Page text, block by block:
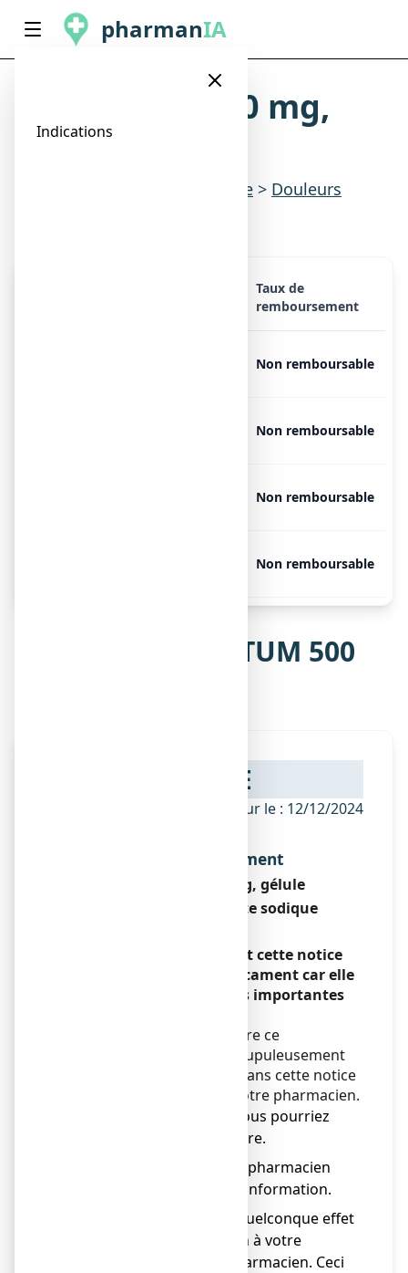
Indications
pharmanIA
STRUCTUM 500 mg,
gélule
Douleurs & fièvre > Douleurs
Taux de
remboursement
Non remboursable
Non remboursable
Non remboursable
Non remboursable
Notice de STRUCTUM 500
NOTICE
ANSM - Mis à jour le : 12/12/2024
Dénomination du médicament
STRUCTUM 500 mg, gélule
Chondroïtine sulfate sodique
Veuillez lire attentivement cette notice
avant de prendre ce médicament car elle
contient des informations importantes
Vous devez toujours prendre ce
médicament en suivant scrupuleusement
les informations fournies dans cette notice
ou par votre médecin ou votre pharmacien.
● Gardez cette notice, vous pourriez
avoir besoin de la relire.
● Adressez-vous à votre pharmacien
pour tout conseil ou information.
● Si vous ressentez un quelconque effet
indésirable, parlez-en à votre
médecin ou votre pharmacien. Ceci